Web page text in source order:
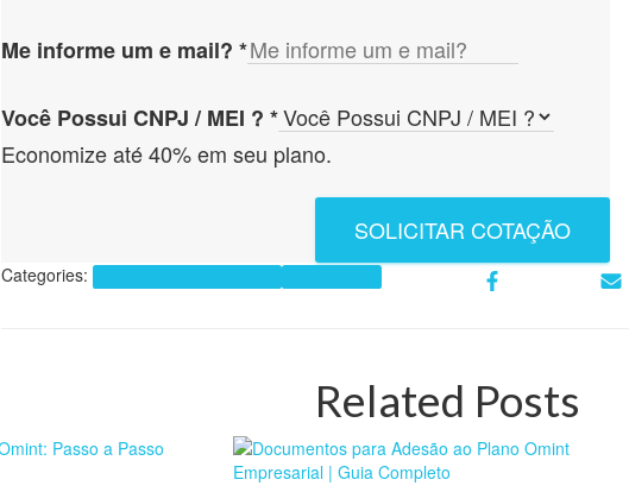
Me informe um e mail? *
Você Possui CNPJ / MEI ? *
Economize até 40% em seu plano.
SOLICITAR COTAÇÃO
Categories:
Related Posts